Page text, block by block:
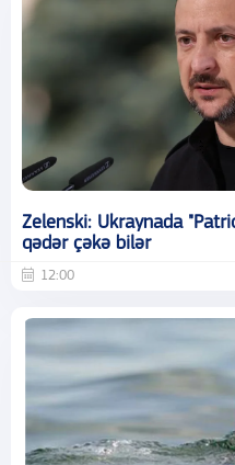
Zelenski: Ukraynada
qədər çəkə bilər
12:00